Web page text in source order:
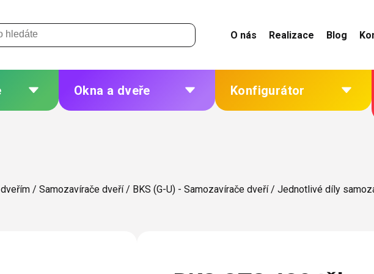
O nás Realizace Blog
Okna a dveře
Ocelová okna a dveře
Konfigurátor
Rolety
/ Samozavírače dveří / BKS (G-U) - Samozavírače dveří / Jednotlivé díly